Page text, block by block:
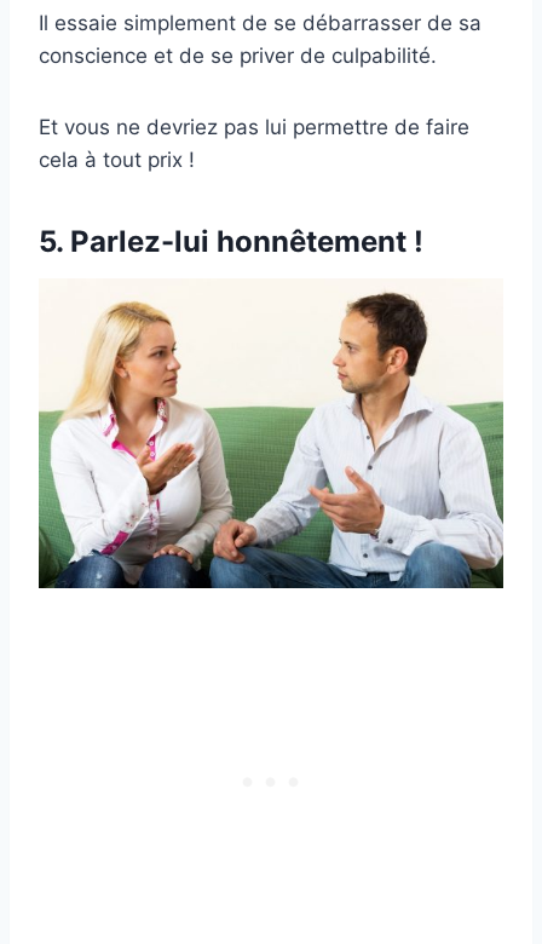
Il essaie simplement de se débarrasser de sa
conscience et de se priver de culpabilité.
Et vous ne devriez pas lui permettre de faire
cela à tout prix !
5. Parlez-lui honnêtement !